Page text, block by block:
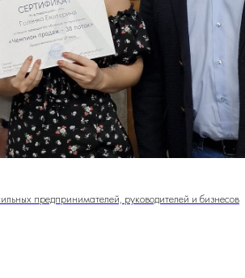
предпринимателей, руководителей и бизнесов